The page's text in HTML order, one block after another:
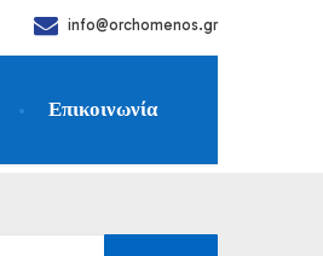
info@orchomenos.gr
Επικοινωνία